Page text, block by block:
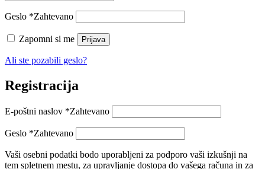
Geslo *Zahtevano
Zapomni si me Prijava
Ali ste pozabili geslo?
Registracija
E-poštni naslov *Zahtevano
Geslo *Zahtevano
Vaši osebni podatki bodo uporabljeni za podporo vaši izkušnji na
tem spletnem mestu, za upravljanje dostopa do vašega računa in za